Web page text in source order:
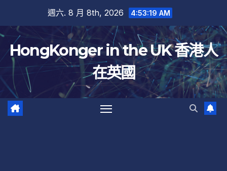
內
容
週六. 8 月 8th, 2026 4:53:19 AM
HongKonger in the UK 香港人
在英國